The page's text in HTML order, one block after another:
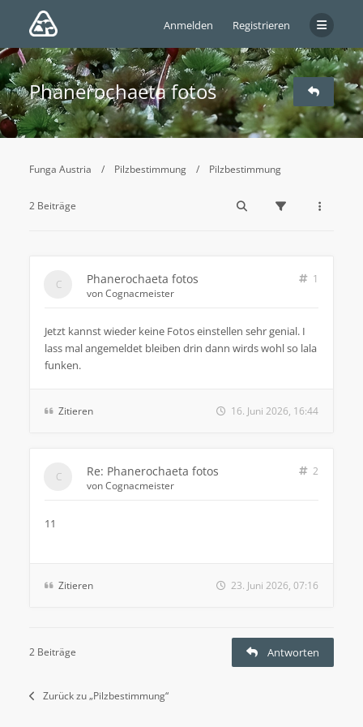
Anmelden Registrieren
Phanerochaeta fotos
Funga Austria Pilzbestimmung Pilzbestimmung
2 Beiträge
Phanerochaeta fotos
1
vonCognacmeister
Jetzt kannst wieder keine Fotos einstellen sehr genial. I
lass mal angemeldet bleiben drin dann wirds wohl so lala
funken.
Zitieren 16. Juni 2026, 16:44
Re: Phanerochaeta fotos
2
vonCognacmeister
11
Zitieren 23. Juni 2026, 07:16
2 Beiträge Antworten
Zurück zu „Pilzbestimmung“